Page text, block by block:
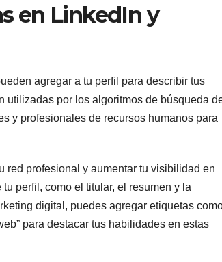
en LinkedIn y
agregar a tu perfil para describir tus
utilizadas por los algoritmos de búsqueda
y profesionales de recursos humanos para
red profesional y aumentar tu visibilidad en
perfil, como el titular, el resumen y la
digital, puedes agregar etiquetas
para destacar tus habilidades en estas